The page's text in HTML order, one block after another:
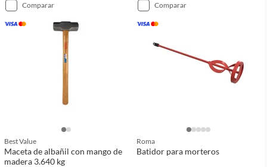
comparar
Best Value
Maceta de albañil con mango de
madera 3.640 kg
comparar
Roma
Batidor para morteros